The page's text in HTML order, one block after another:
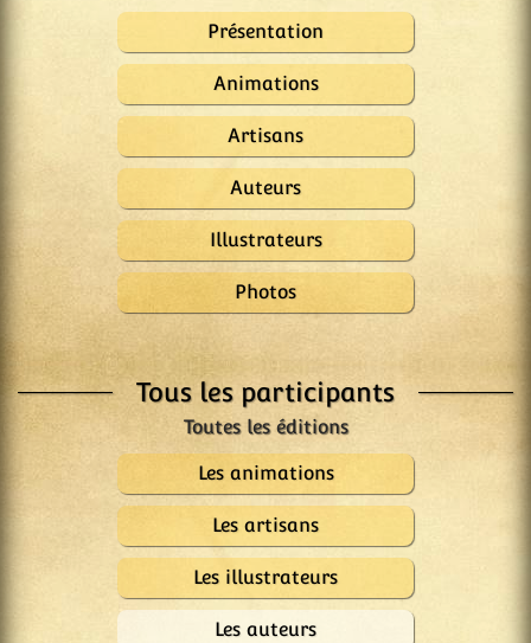
Présentation
Animations
Artisans
Auteurs
Illustrateurs
Photos
Tous les participants
Les animations
Les artisans
Les illustrateurs
Les auteurs